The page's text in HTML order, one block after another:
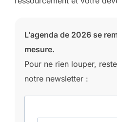
L’agenda de 2026 se
mesure.
Pour ne rien louper,
notre newsletter :